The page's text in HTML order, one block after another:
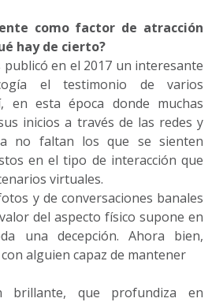
como factor de atracción
hay de cierto?
publicó en el 2017 un interesante
el testimonio de varios
en esta época donde muchas
inicios a través de las redes y
no faltan los que se sienten
en el tipo de interacción que
virtuales.
y de conversaciones banales
del aspecto físico supone en
una decepción. Ahora bien,
alguien capaz de mantener
brillante, que profundiza en